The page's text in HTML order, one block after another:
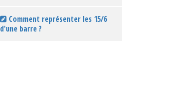
Comment représenter les 15/6
d'une barre ?